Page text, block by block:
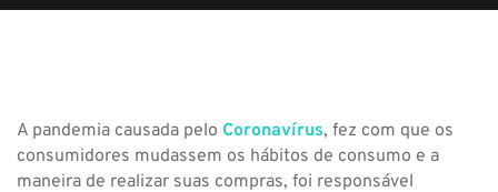
A pandemia causada pelo Coronavírus, fez com que os
consumidores mudassem os hábitos de consumo e a
maneira de realizar suas compras, foi responsável